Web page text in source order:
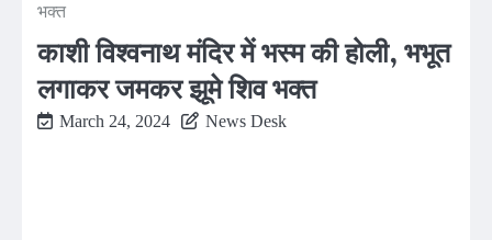
भक्त
काशी विश्वनाथ मंदिर में भस्म की होली, भभूत
लगाकर जमकर झूमे शिव भक्त
March 24, 2024 News Desk